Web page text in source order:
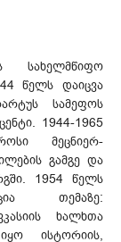
სახელმწიფო
წელს დაიცვა
სამეფოს
1944-1965
მეცნიერ-
გამგე და
1954 წელს
თემაზე:
ხალხთა
ისტორიის,